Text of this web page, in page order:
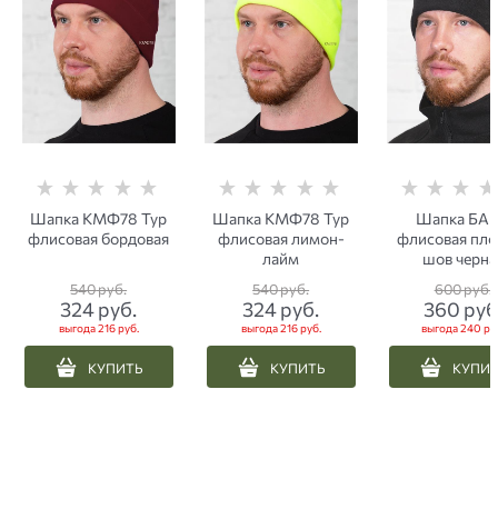
Шапка КМФ78 Тур
флисовая бордовая
540 руб.
324 руб.
выгода216 руб.
КУПИТЬ
Шапка КМФ78 Тур
флисовая лимон-
лайм
540 руб.
324 руб.
выгода216 руб.
КУПИТЬ
Шапка
флисовая
шов
600 руб.
360
выгода240